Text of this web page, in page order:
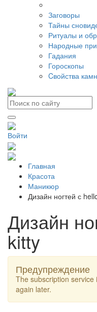
Заговоры
Тайны
Ритуалы и
Народные
Гадания
Гороскопы
Cвойства
Войти
Главная
Красота
Маникюр
Дизайн ногтей с
Дизайн
kitty
Предупреждение
The subscription
again later.